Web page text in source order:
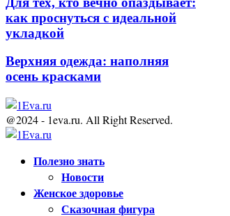
как проснуться с идеальной
укладкой
Верхняя одежда: наполняя
осень красками
@2024 - 1eva.ru. All Right Reserved.
Полезно знать
Новости
Женское здоровье
Сказочная фигура